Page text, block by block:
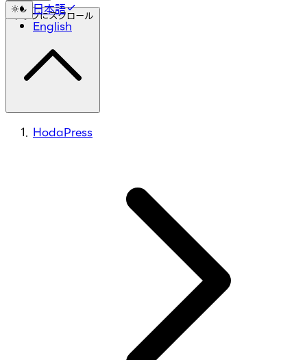
日本語
English
トップにスクロール
HodaPress